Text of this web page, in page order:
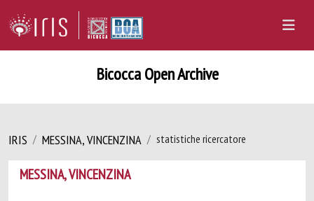
Bicocca Open Archive
IRIS MESSINA, VINCENZINA statistiche ricercatore
MESSINA, VINCENZINA